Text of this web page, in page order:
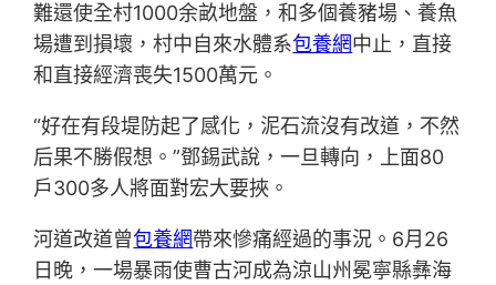
難還使全村1000余畝地盤，和多個養豬場、養魚
場遭到損壞，村中自來水體系包養網中止，直接
和直接經濟喪失1500萬元。
“好在有段堤防起了感化，泥石流沒有改道，不然
后果不勝假想。”鄧錫武說，一旦轉向，上面80
戶300多人將面對宏大要挾。
河道改道曾包養網帶來慘痛經過的事況。6月26
日晚，一場暴雨使曹古河成為涼山州冕寧縣彝海